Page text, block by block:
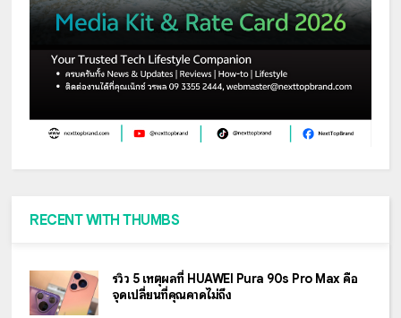
RECENT WITH THUMBS
รีวิว 5 เหตุผลที่ HUAWEI Pura 90s Pro Max คือ
จุดเปลี่ยนที่คุณคาดไม่ถึง